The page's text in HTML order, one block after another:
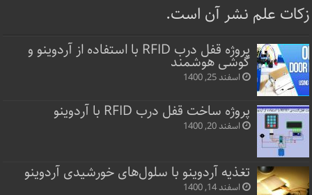
زکات علم نشر آن است.
پروژه قفل‌ درب RFID با استفاده از آردوینو و
گوشی هوشمند
اسفند 25, 1400
پروژه ساخت قفل‌ درب RFID با آردوینو
اسفند 20, 1400
تغذیه آردوینو با سلول‌های خورشیدی آردوینو
اسفند 14, 1400